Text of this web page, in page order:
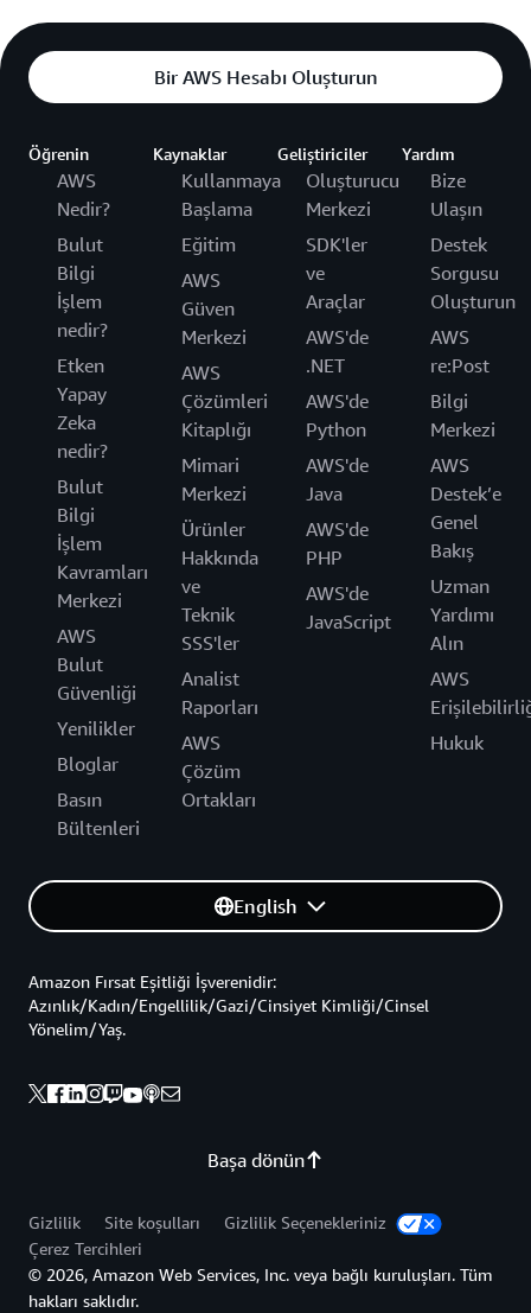
Bir AWS Hesabı Oluşturun
Öğrenin
AWS
Nedir?
Bulut
Bilgi
İşlem
nedir?
Etken
Yapay
Zeka
nedir?
Bulut
Bilgi
İşlem
Kavramları
Merkezi
AWS
Bulut
Güvenliği
Yenilikler
Bloglar
Basın
Bültenleri
Kaynaklar
Kullanmaya
Başlama
Eğitim
AWS
Güven
Merkezi
AWS
Çözümleri
Kitaplığı
Mimari
Merkezi
Ürünler
Hakkında
ve
Teknik
SSS'ler
Analist
Raporları
AWS
Çözüm
Ortakları
Geliştiriciler
Oluşturucu
Merkezi
SDK'ler
ve
Araçlar
AWS'de
.NET
AWS'de
Python
AWS'de
Java
AWS'de
PHP
AWS'de
JavaScript
Yardım
Bize
Ulaşın
Destek
Sorgusu
Oluşturun
AWS
re:Post
Bilgi
Merkezi
AWS
Destek’e
Genel
Bakış
Uzman
Yardımı
Alın
AWS
Hukuk
English
Başa dönün
Amazon Fırsat Eşitliği İşverenidir:
Azınlık/Kadın/Engellilik/Gazi/Cinsiyet Kimliği/Cinsel
Yönelim/Yaş.
Gizlilik Site koşulları
Gizlilik Seçenekleriniz
Çerez Tercihleri
© 2026, Amazon Web Services, Inc. veya bağlı kuruluşları. Tüm
hakları saklıdır.